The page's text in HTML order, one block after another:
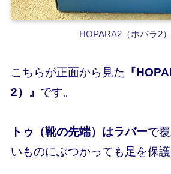
HOPARA2（ホパラ2
こちらが正面から見た 『
2）』 です。
トゥ（靴の先端）はラバーで
いものにぶつかっても足を保護